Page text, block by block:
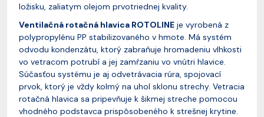
ložisku, zaliatym olejom prvotriednej kvality.
Ventilačná rotačná hlavica ROTOLINE je vyrobená z
polypropylénu PP stabilizovaného v hmote. Má systém
odvodu kondenzátu, ktorý zabraňuje hromadeniu vlhkosti
vo vetracom potrubí a jej zamŕzaniu vo vnútri hlavice.
Súčasťou systému je aj odvetrávacia rúra, spojovací
prvok, ktorý je vždy kolmý na uhol sklonu strechy. Vetracia
rotačná hlavica sa pripevňuje k šikmej streche pomocou
vhodného podstavca prispôsobeného k strešnej krytine.